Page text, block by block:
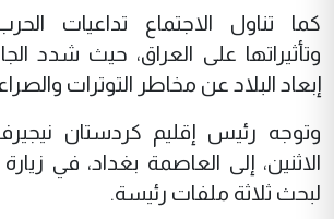
كما تناول الاجتماع تداعيات
وتأثيراتها على العراق، حيث شدد
إبعاد البلاد عن مخاطر التوترات
وتوجه رئيس إقليم كردستان
الاثنين، إلى العاصمة بغداد، في
لبحث ثلاثة ملفات رئيسة.